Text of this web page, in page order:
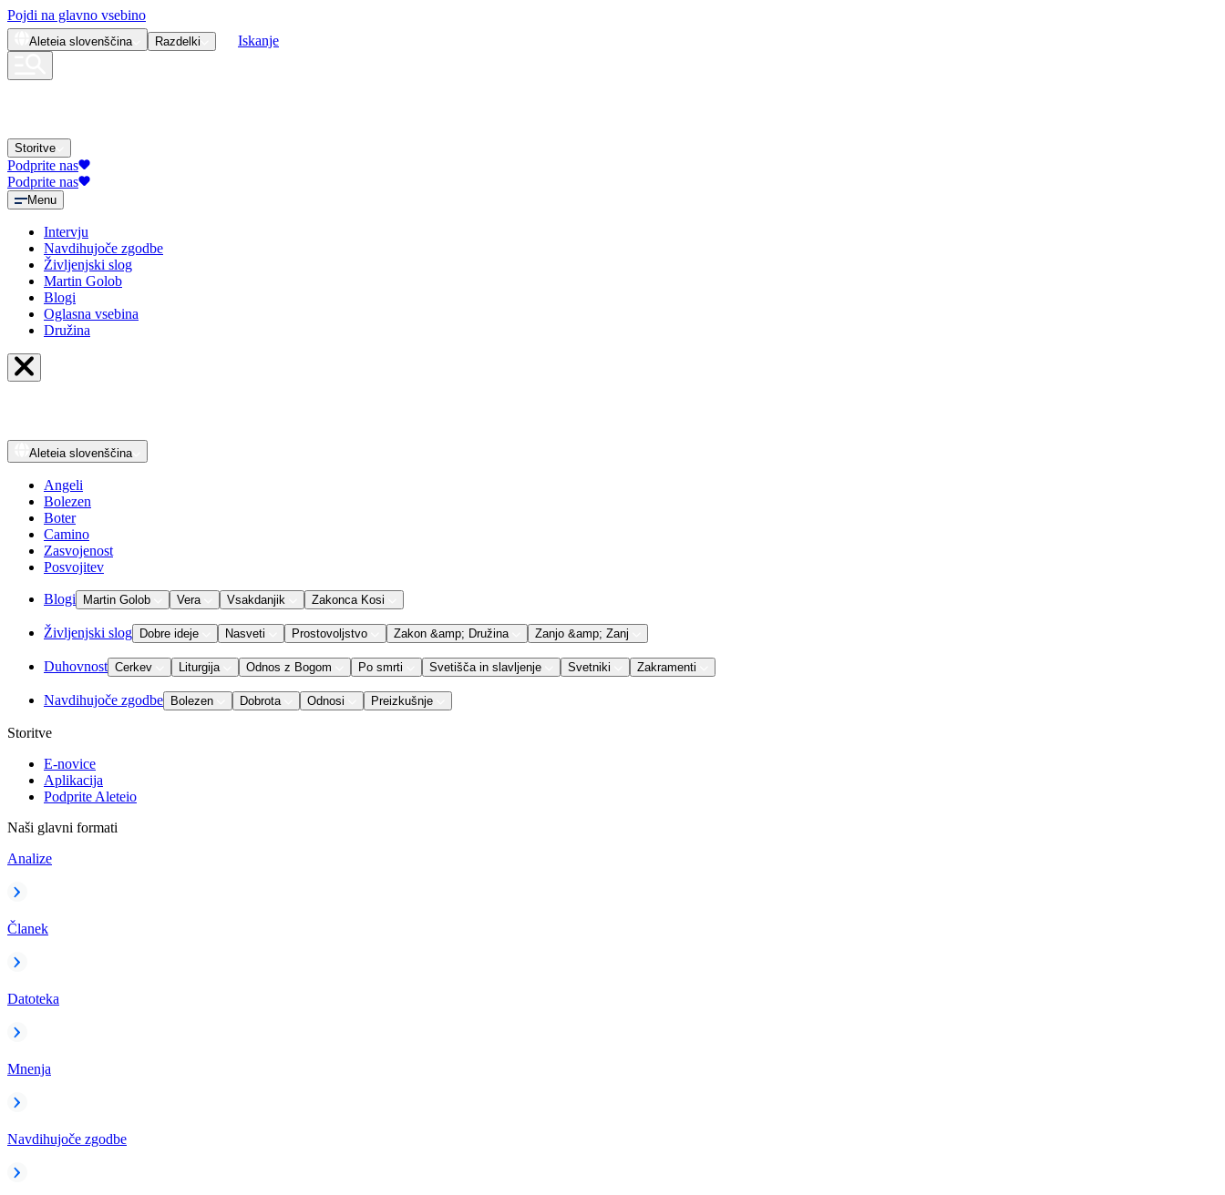
Pojdi na glavno vsebino
Aleteia slovenščina Razdelki Iskanje
Storitve
Podprite nas
Podprite nas
Menu
Intervju
Navdihujoče zgodbe
Življenjski slog
Martin Golob
Blogi
Oglasna vsebina
Družina
Aleteia slovenščina
Angeli
Bolezen
Boter
Camino
Zasvojenost
Posvojitev
Blogi Martin Golob Vera Vsakdanjik Zakonca Kosi
Življenjski slog Dobre ideje Nasveti Prostovoljstvo Zakon &amp; Družina Zanjo &amp; Zanj
Duhovnost Cerkev Liturgija Odnos z Bogom Po smrti Svetišča in slavljenje Svetniki Zakramenti
Navdihujoče zgodbe Bolezen Dobrota Odnosi Preizkušnje
Storitve
E-novice
Aplikacija
Podprite Aleteio
Naši glavni formati
Analize
Članek
Datoteka
Mnenja
Navdihujoče zgodbe